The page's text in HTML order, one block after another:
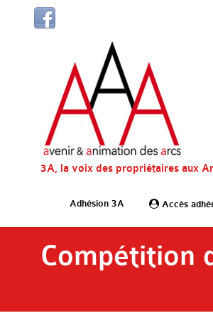
3A, la voix des propriétaires aux
Adhésion 3A Accès
Compétition